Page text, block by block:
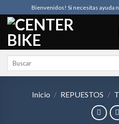
to
content
Bienvenidos! Si necesitas ayuda
Inicio / REPUESTOS /